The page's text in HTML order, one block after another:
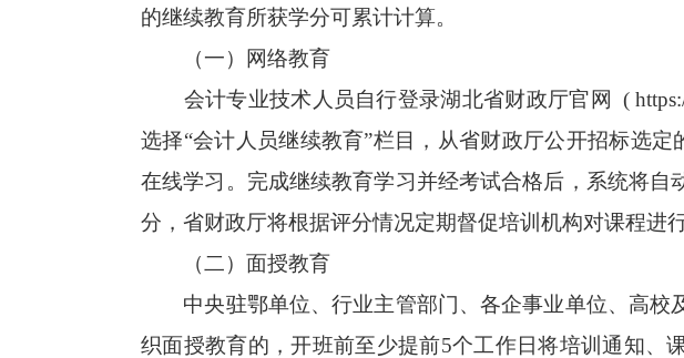
的继续教育所获学分可累计计算。
（一）网络教育
会计专业技术人员自行登录湖北省财政厅官网 ( https://
选择“会计人员继续教育”栏目，从省财政厅公开招标选
在线学习。完成继续教育学习并经考试合格后，系统将
分，省财政厅将根据评分情况定期督促培训机构对课程进
（二）面授教育
中央驻鄂单位、行业主管部门、各企事业单位、高校
织面授教育的，开班前至少提前5个工作日将培训通知、